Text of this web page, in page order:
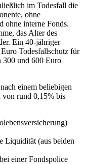
im Todesfall die
ohne
ohne interne Fonds.
das Alter des
Ein 40-jähriger
Todesfallschutz für
300 und 600 Euro
einem beliebigen
von rund 0,15% bis
Liquidität (aus beiden
einer Fondspolice